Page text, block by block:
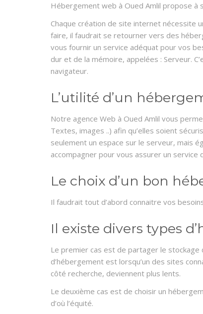
Hébergement web à Oued Amlil propose à
Chaque création de site internet nécessite
faire, il faudrait se retourner vers des
vous fournir un service adéquat pour vos
dur et de la mémoire, appelées : Serveur.
navigateur.
L’utilité d’un
Notre agence Web à Oued Amlil vous
Textes, images ..) afin qu’elles soient
seulement un espace sur le serveur, mais
accompagner pour vous assurer un
Le choix d’un bon
Il faudrait tout d’abord connaitre vos
Il existe divers types
Le premier cas est de partager le
d’hébergement est lorsqu’un des sites
côté recherche, deviennent plus lents.
Le deuxième cas est de choisir un
d’où l’équité.